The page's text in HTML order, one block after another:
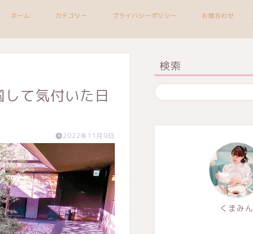
ホーム カテゴリー プライバシーポリシー お問合わせ
て気付いた日
2022年11月9日
検索
くまみん